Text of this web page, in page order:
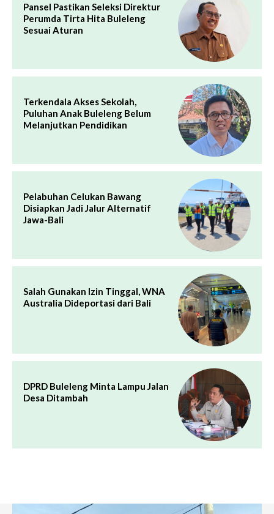
Pansel Pastikan Seleksi Direktur
Perumda Tirta Hita Buleleng
Sesuai Aturan
Terkendala Akses Sekolah,
Puluhan Anak Buleleng Belum
Melanjutkan Pendidikan
Pelabuhan Celukan Bawang
Disiapkan Jadi Jalur Alternatif
Jawa-Bali
Salah Gunakan Izin Tinggal, WNA
Australia Dideportasi dari Bali
DPRD Buleleng Minta Lampu Jalan
Desa Ditambah